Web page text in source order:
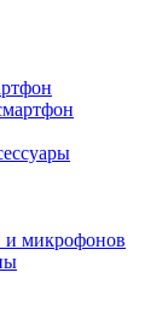
и микрофонов